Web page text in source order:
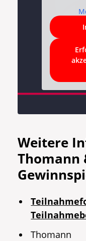
Weitere
Thomann
Thomann